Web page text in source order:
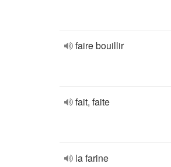
faire bouillir
fait, faite
la farine